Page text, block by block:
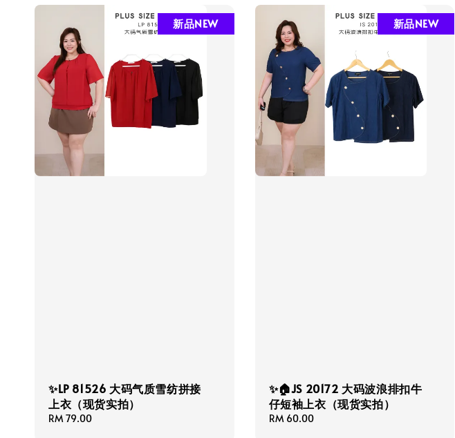
新品NEW
✨LP 81526 大码气质雪纺拼接
上衣（现货实拍）
Regular
RM 79.00
新品NEW
✨🏠JS 20172 大码波浪排扣牛
仔短袖上衣（现货实拍）
Regular
RM 60.00